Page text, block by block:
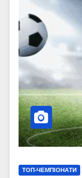
ТОП-ЧЕМПІОНАТИ